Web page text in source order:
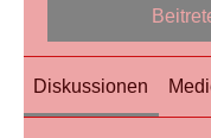
Diskussionen